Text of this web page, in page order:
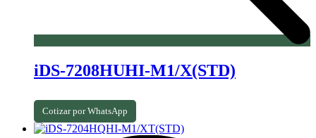
iDS-7208HUHI-M1/X(STD)
Cotizar por WhatsApp